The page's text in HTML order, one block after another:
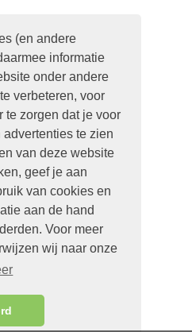
(en andere
informatie
onder andere
verbeteren, voor
te zorgen dat je voor
te zien
van deze website
geef je aan
van cookies en
aan de hand
Voor meer
wij naar onze